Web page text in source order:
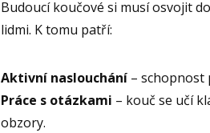
Budoucí koučové si musí osvojit
lidmi. K tomu patří:
Aktivní naslouchání – schopnost
Práce s otázkami – kouč se učí
obzory.